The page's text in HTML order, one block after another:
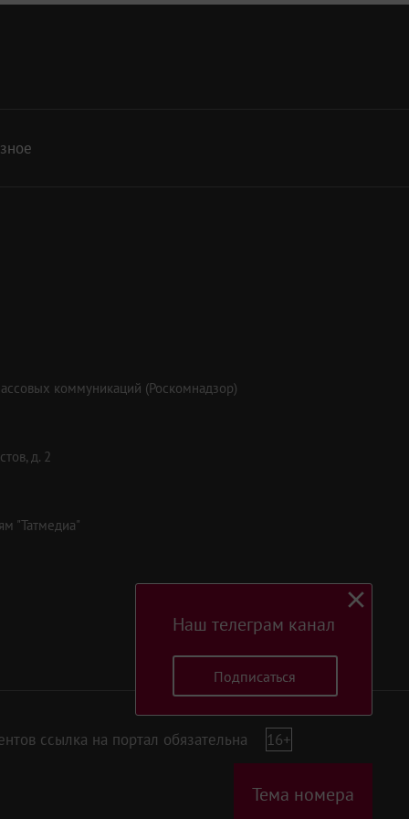
Тема номера
коммуникаций (Роскомнадзор)
д. 2
"Татмедиа"
ссылка на портал обязательна 16+
Наш телеграм канал
Подписаться